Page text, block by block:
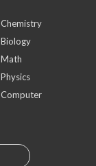
Chemistry
Biology
Math
Physics
Computer